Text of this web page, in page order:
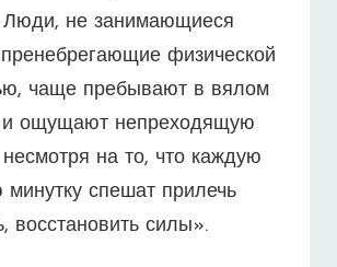
Люди, не занимающиеся
физической
чаще пребывают в вялом
и ощущают непреходящую
несмотря на то, что каждую
минутку спешат прилечь
восстановить силы».